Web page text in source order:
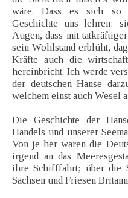
wäre. Dass es sich so
Geschichte uns lehren:
Augen, dass mit
sein Wohlstand erblüht,
Kräfte auch die
hereinbricht. Ich werde
der deutschen Hanse
welchem einst auch Wesel
Die Geschichte der
Handels und unserer
Von je her waren die
irgend an das
ihre Schifffahrt; über die
Sachsen und Friesen